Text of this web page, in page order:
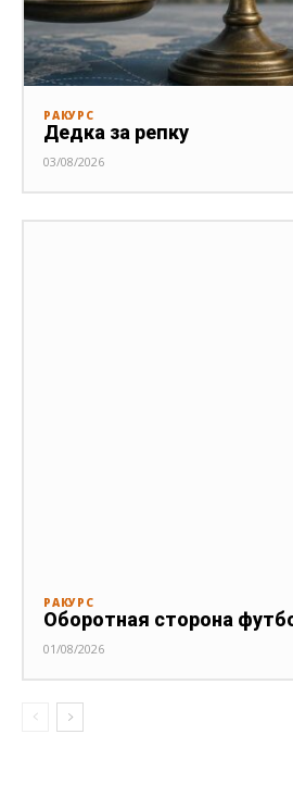
РАКУРС
Дедка за репку
03/08/2026
РАКУРС
Оборотная сторона
01/08/2026